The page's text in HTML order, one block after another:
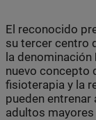
El reconocido
su tercer centro
la denominación
nuevo concepto
fisioterapia y la
pueden
adultos